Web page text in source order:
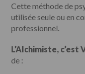
Cette méthode de
utilisée seule ou en
professionnel.
L’Alchimiste,
de :